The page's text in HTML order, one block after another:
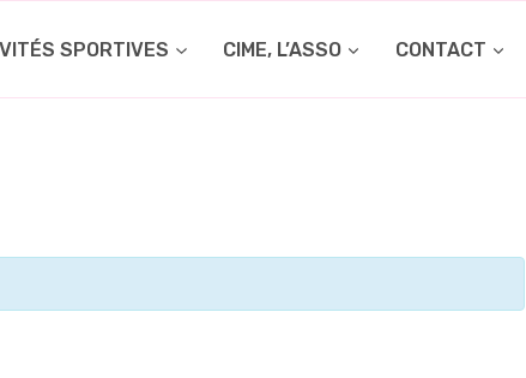
SPORTIVES CIME, L’ASSO CONTACT